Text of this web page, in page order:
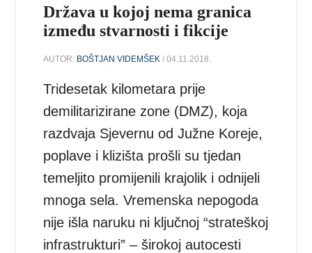
Država u kojoj nema granica
između stvarnosti i fikcije
AUTOR: BOŠTJAN VIDEMŠEK / 04.11.2018.
Tridesetak kilometara prije
demilitarizirane zone (DMZ), koja
razdvaja Sjevernu od Južne Koreje,
poplave i klizišta prošli su tjedan
temeljito promijenili krajolik i odnijeli
mnoga sela. Vremenska nepogoda
nije išla naruku ni ključnoj “strateškoj
infrastrukturi” – širokoj autocesti